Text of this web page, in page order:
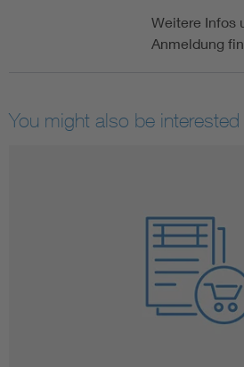
Weitere Infos
Anmeldung
You might also be interested